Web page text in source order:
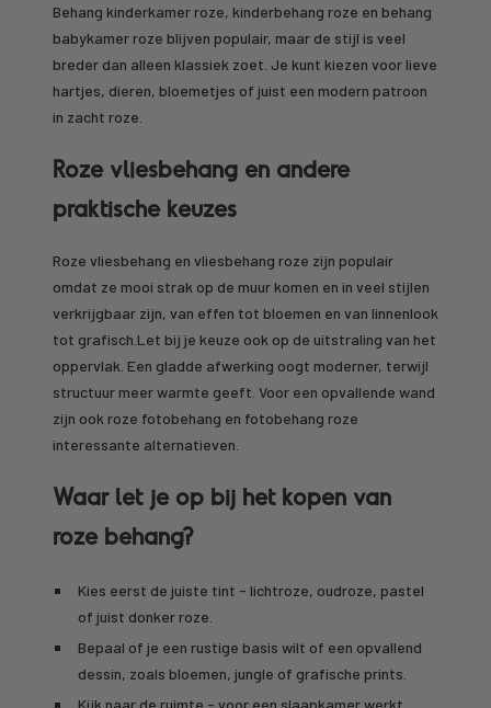
Behang kinderkamer roze, kinderbehang roze en behang
babykamer roze blijven populair, maar de stijl is veel
breder dan alleen klassiek zoet. Je kunt kiezen voor lieve
hartjes, dieren, bloemetjes of juist een modern patroon
in zacht roze.
Roze vliesbehang en andere
praktische keuzes
Roze vliesbehang en vliesbehang roze zijn populair
omdat ze mooi strak op de muur komen en in veel stijlen
verkrijgbaar zijn, van effen tot bloemen en van linnenlook
tot grafisch.Let bij je keuze ook op de uitstraling van het
oppervlak. Een gladde afwerking oogt moderner, terwijl
structuur meer warmte geeft. Voor een opvallende wand
zijn ook roze fotobehang en fotobehang roze
interessante alternatieven.
Waar let je op bij het kopen van
roze behang?
Kies eerst de juiste tint - lichtroze, oudroze, pastel
of juist donker roze.
Bepaal of je een rustige basis wilt of een opvallend
dessin, zoals bloemen, jungle of grafische prints.
Kijk naar de ruimte - voor een slaapkamer werkt